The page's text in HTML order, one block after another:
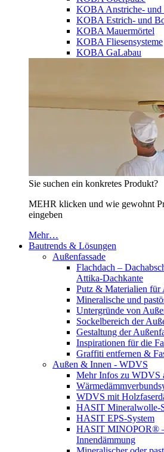
KOBA Anstriche- und
KOBA Estrich- und
KOBA Mauermörtel
KOBA Fliesensysteme
KOBA GaLabau
Sie suchen ein konkretes Produkt?
MEHR klicken und wie gewohnt
eingeben
Mehr…
Bautrends & Lösungen
Außenfassade
Flachdach –
Attika-Dachkante
Putz & Materialien für
Mineralische und
Untergründe von
Sockelbereich der
Gestaltung der
Inspirationen für die
Graffiti entfernen &
Außen & Innen - WDVS
Mehr Infos zu WDVS
WDVS mit
HASIT Mineralwolle-
HASIT EPS-System
HASIT MINOPOR®
Innendämmung